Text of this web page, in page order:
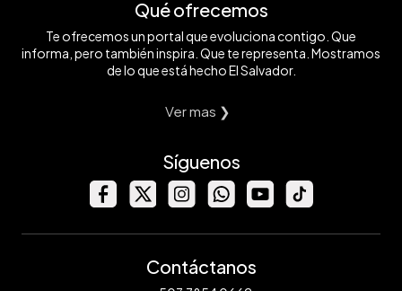
Qué ofrecemos
Te ofrecemos un portal que evoluciona contigo. Que
informa, pero también inspira. Que te representa. Mostramos
de lo que está hecho El Salvador.
Ver mas ❯
Síguenos
Contáctanos